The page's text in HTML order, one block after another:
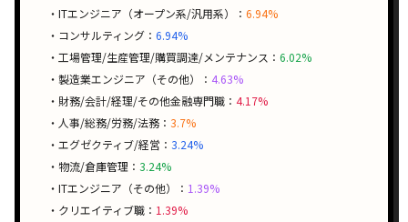
・ITエンジニア（オープン系/汎用系）： 6.94%
・コンサルティング： 6.94%
・工場管理/生産管理/購買調達/メンテナンス： 6.02%
・製造業エンジニア（その他）： 4.63%
・財務/会計/経理/その他金融専門職： 4.17%
・人事/総務/労務/法務： 3.7%
・エグゼクティブ/経営： 3.24%
・物流/倉庫管理： 3.24%
・ITエンジニア（その他）： 1.39%
・クリエイティブ職： 1.39%